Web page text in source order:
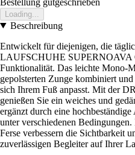
Loading...
Beschreibung
Entwickelt für diejenigen, die
LAUFSCHUHE SUPERNOAVA
Funktionalität. Das leichte Mono-
gepolsterten Zunge kombiniert
sich Ihrem Fuß anpasst. Mit der
genießen Sie ein weiches und
ergänzt durch eine
unter verschiedenen
Ferse verbessern die Sichtbarkeit
zuverlässigen Begleiter auf Ihrer